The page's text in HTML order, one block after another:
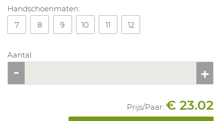
Handschoenmaten:
7
8 9 10 11 12
Aantal
Prijs/Paar: € 23.02